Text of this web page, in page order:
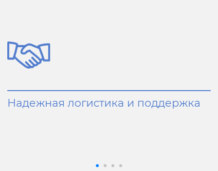
Надежная логистика и поддержка